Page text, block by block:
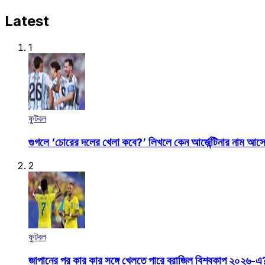
Latest
1
ফুটবল
গুগলে ‘চোরের দলের খেলা কবে?’ লিখলে কেন আর্জেন্টিনার নাম
2
ফুটবল
জাপানের পর কার কার সঙ্গে খেলতে পারে ব্রাজিল বিশ্বকাপ ২০২৬-